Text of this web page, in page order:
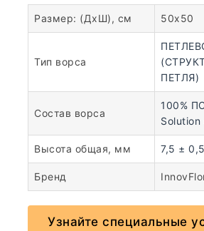
Размер: (ДхШ), см 50х50
Тип ворса
ПЕТЛЯ)
Состав ворса
100%
Solution
Высота общая, мм 7,5 ± 0,5
Бренд
Узнайте специальные